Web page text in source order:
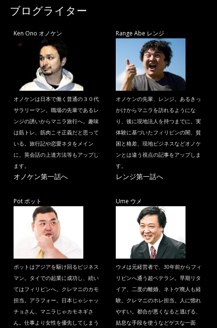
ブログライター
Ken Ono オノケン
オノケンは日本で働く普通の３０代
サラリーマン。職場の先輩であるレ
ンジの誘いからマニラ旅行へ。趣味
は筋トレ、筋肉こそ正義だと思って
いる。旅行記や恋愛ネタをメイン
に、英会話の上達方法等もアップし
ます。
オノケン第一話へ
Range Abe レンジ
オノケンの先輩、レンジ。あるきっ
かけからマニラを訪れるようにな
り、後に現地法人を持つまでに。実
体験に基づいたフィリピンの闇、貧
困と格差、現地ビジネスなどオノケ
ンとは違う視点の記事をアップしま
す。
レンジ第一話へ
Pot ポット
ポットはアジアを駆け回るビジネス
マン。タイでの起業に成功し、続い
てはフィリピンへ。クレマニのカモ
担当。アラフォー。日本じゃシャッ
チョさん、マニラじゃカモネギさ
ん。仕事より女性を優先してしまう
Ume ウメ
ウメは元経営者で、30年前からフィ
リピンへ通う超ベテラン。早期リタ
イア、二度の離婚、ネトゲ廃人も経
験。クレマニのホレ担当。人に惚れ
やすい。都合が悪くなると逃げる、
姑息な手段を使うなどゲスな一面